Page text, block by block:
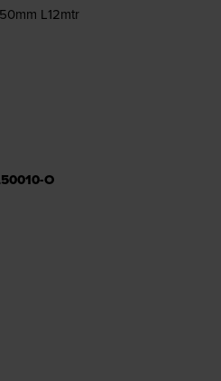
L12mtr
O